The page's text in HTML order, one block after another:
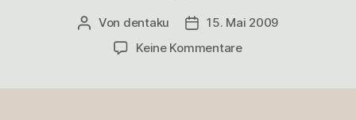
Beitragsautor
Von dentaku Veröffentlichungsdatum
15. Mai 2009
Keine Kommentarezu